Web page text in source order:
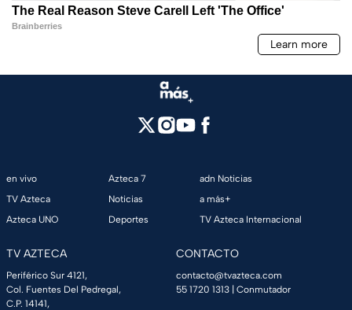
en vivo
TV Azteca
Azteca UNO
Azteca 7
Noticias
Deportes
adn Noticias
a más+
TV Azteca Internacional
TV AZTECA
Periférico Sur 4121,
Col. Fuentes Del Pedregal,
C.P. 14141,
CONTACTO
contacto@tvazteca.com
55 1720 1313 | Conmutador